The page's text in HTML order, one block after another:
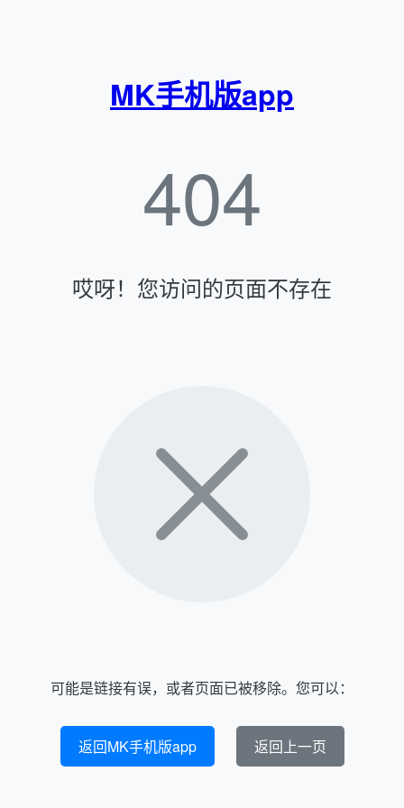
MK手机版app
404
哎呀！您访问的页面不存在
可能是链接有误，或者页面已被移除。您可以：
返回MK手机版app 返回上一页